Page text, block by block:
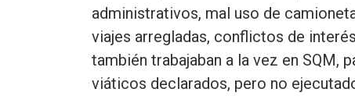
administrativos, mal uso de
viajes arregladas, conflictos de
también trabajaban a la vez en SQM,
viáticos declarados, pero no